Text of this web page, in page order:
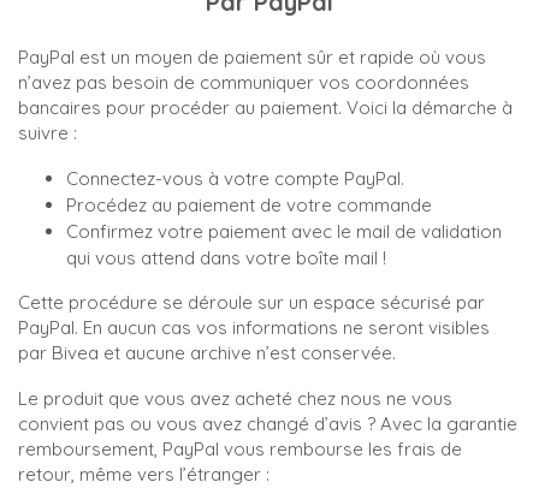
PayPal est un moyen de paiement sûr et rapide où vous
n’avez pas besoin de communiquer vos coordonnées
bancaires pour procéder au paiement. Voici la démarche à
suivre :
Connectez-vous à votre compte PayPal.
Procédez au paiement de votre commande
Confirmez votre paiement avec le mail de validation
qui vous attend dans votre boîte mail !
Cette procédure se déroule sur un espace sécurisé par
PayPal. En aucun cas vos informations ne seront visibles
par Bivea et aucune archive n’est conservée.
Le produit que vous avez acheté chez nous ne vous
convient pas ou vous avez changé d’avis ? Avec la garantie
remboursement, PayPal vous rembourse les frais de
retour, même vers l’étranger :